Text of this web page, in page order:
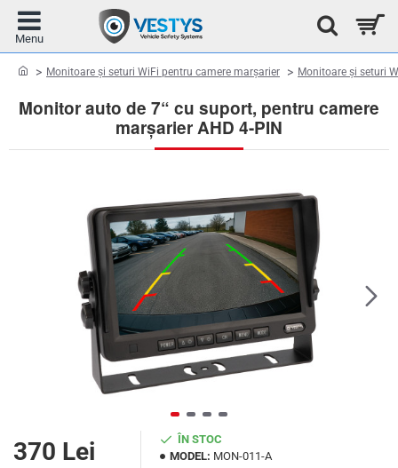
Monitor auto de 7“ cu suport, pentru camere
marșarier AHD 4-PIN
homeMonitoare și seturi WiFi pentru camere marșarier Monitoare și seturi
370 Lei
ÎN STOC
MODEL: MON-011-A